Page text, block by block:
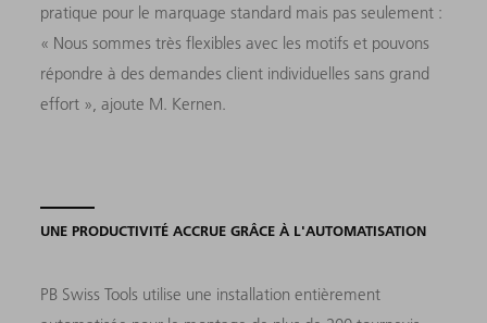
pratique pour le marquage standard mais pas seulement :
« Nous sommes très flexibles avec les motifs et pouvons
répondre à des demandes client individuelles sans grand
effort », ajoute M. Kernen.
UNE PRODUCTIVITÉ ACCRUE GRÂCE À L'AUTOMATISATION
PB Swiss Tools utilise une installation entièrement